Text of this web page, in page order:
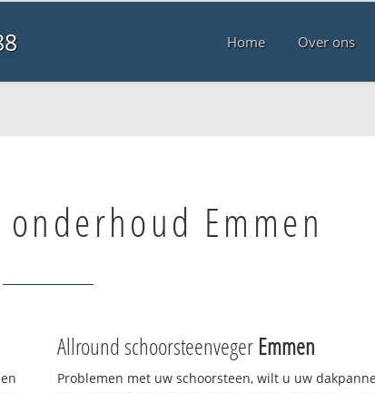
Home Over ons
Emmen
Allround schoorsteenveger Emmen
Problemen met uw schoorsteen, wilt u uw